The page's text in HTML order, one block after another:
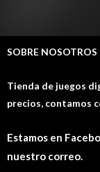
SOBRE NOSOTROS
Tienda de juegos
precios, contamos
Estamos en
nuestro correo.